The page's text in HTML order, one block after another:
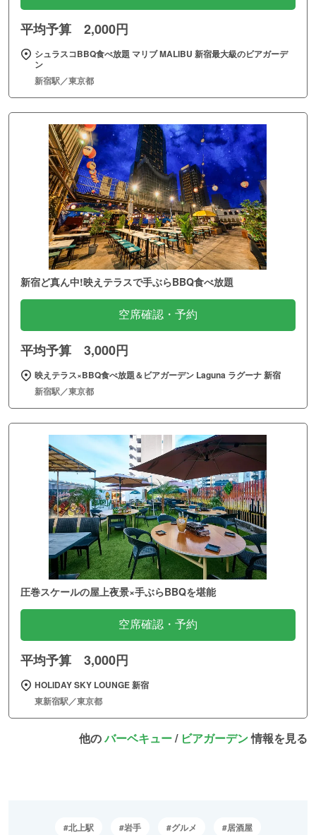
平均予算 2,000円
シュラスコBBQ食べ放題 マリブ MALIBU 新宿最大級のビアガーデ
ン
新宿駅／東京都
新宿ど真ん中!映えテラスで手ぶらBBQ食べ放題
空席確認・予約
平均予算 3,000円
映えテラス×BBQ食べ放題＆ビアガーデン Laguna ラグーナ 新宿
新宿駅／東京都
圧巻スケールの屋上夜景×手ぶらBBQを堪能
空席確認・予約
平均予算 3,000円
HOLIDAY SKY LOUNGE 新宿
東新宿駅／東京都
他のバーベキュー/ ビアガーデン情報を見る
北上駅 岩手 グルメ 居酒屋